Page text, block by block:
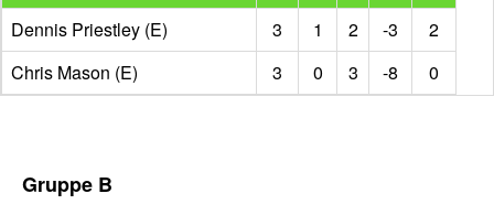
Dennis Priestley (E)
3 1 2 -3
2
Chris Mason (E)
3 0 3 -8 0
Gruppe B